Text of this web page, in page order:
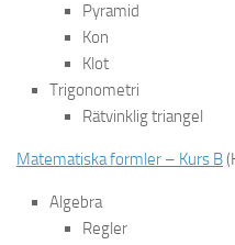
Pyramid
Kon
Klot
Trigonometri
Rätvinklig triangel
Matematiska formler – Kurs B
Algebra
Regler